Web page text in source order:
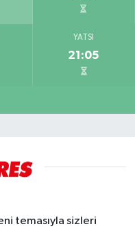
YATSI
21:05
temasıyla sizleri